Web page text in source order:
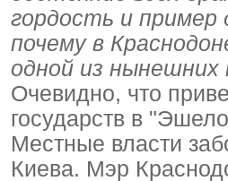
гордость и пример
почему в
одной из
Очевидно, что
государств в
Местные власти
Киева. Мэр